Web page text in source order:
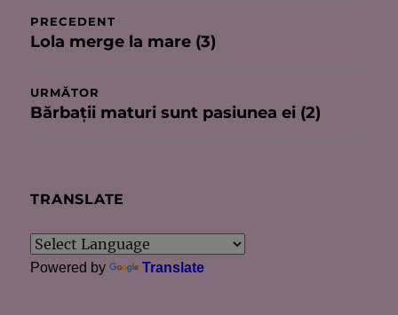
Navigare
în
articole
PRECEDENT
Articolul
Lola merge la mare (3)
URMĂTOR
Articolul
Bărbaţii maturi sunt pasiunea ei (2)
TRANSLATE
Powered by Translate